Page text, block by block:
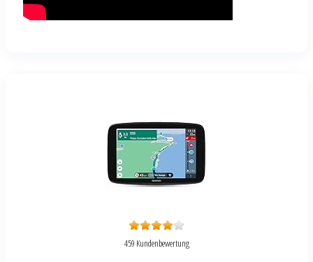
459 Kundenbewertung